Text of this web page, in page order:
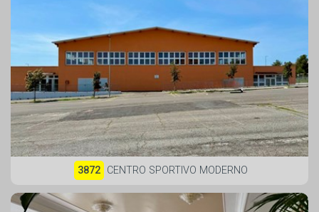
3872 CENTRO SPORTIVO MODERNO